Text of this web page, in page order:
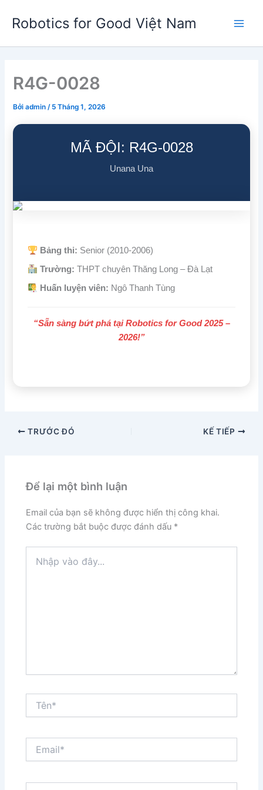
dung
Robotics for Good Việt Nam
R4G-0028
Bởiadmin / 5 Tháng 1, 2026
MÃ ĐỘI: R4G-0028
Unana Una
Bảng thi: Senior (2010-2006)
Trường: THPT chuyên Thăng Long – Đà Lạt
Huấn luyện viên: Ngô Thanh Tùng
“Sẵn sàng bứt phá tại Robotics for Good 2025 –
2026!”
TRƯỚC ĐÓ KẾ TIẾP
Để lại một bình luận
Email của bạn sẽ không được hiển thị công khai.
Các trường bắt buộc được đánh dấu *
vào